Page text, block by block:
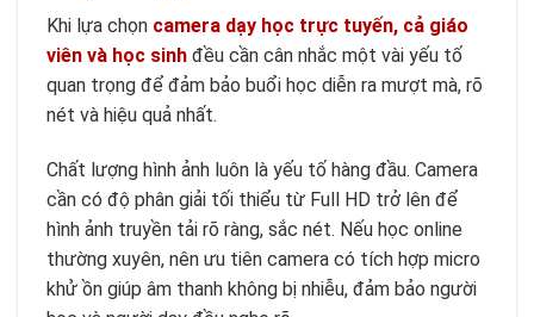
Khi lựa chọn camera dạy học trực tuyến, cả giáo
viên và học sinh đều cần cân nhắc một vài yếu tố
quan trọng để đảm bảo buổi học diễn ra mượt mà, rõ
nét và hiệu quả nhất.
Chất lượng hình ảnh luôn là yếu tố hàng đầu. Camera
cần có độ phân giải tối thiểu từ Full HD trở lên để
hình ảnh truyền tải rõ ràng, sắc nét. Nếu học online
thường xuyên, nên ưu tiên camera có tích hợp micro
khử ồn giúp âm thanh không bị nhiễu, đảm bảo người